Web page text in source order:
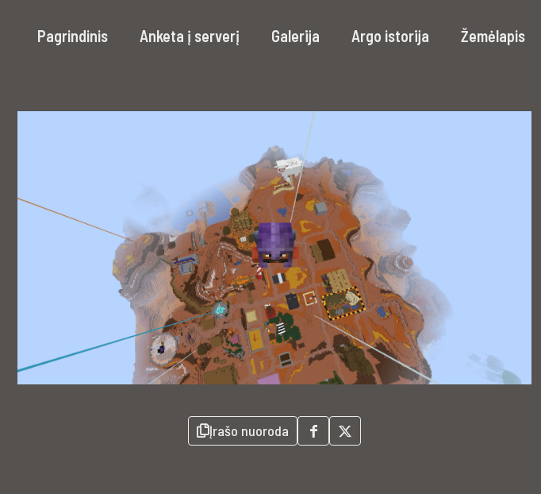
Pagrindinis Anketa į serverį Galerija Argo istorija Žemėlapis
Įrašo nuoroda